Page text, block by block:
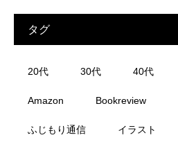
タグ
20代 30代 40代
Amazon Bookreview
ふじもり通信 イラスト